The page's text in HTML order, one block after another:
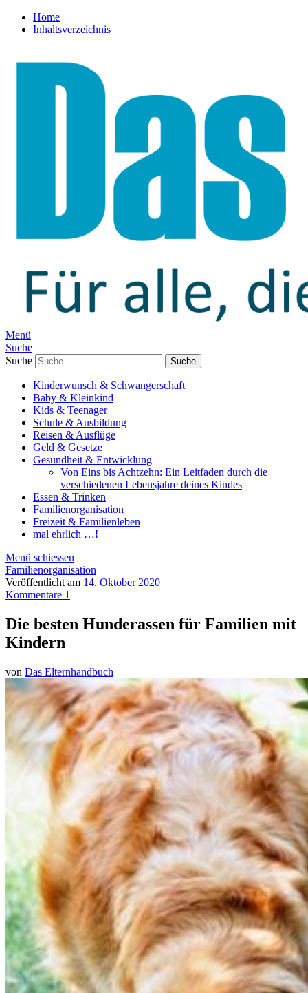
Home
Inhaltsverzeichnis
Menü
Suche
Suche
Kinderwunsch & Schwangerschaft
Baby & Kleinkind
Kids & Teenager
Schule & Ausbildung
Reisen & Ausflüge
Geld & Gesetze
Gesundheit & Entwicklung
Von Eins bis Achtzehn: Ein Leitfaden durch die
verschiedenen Lebensjahre deines Kindes
Essen & Trinken
Familienorganisation
Freizeit & Familienleben
mal ehrlich …!
Menü schiessen
Familienorganisation
Veröffentlicht am 14. Oktober 2020
Kommentare 1
Die besten Hunderassen für Familien mit
Kindern
von Das Elternhandbuch